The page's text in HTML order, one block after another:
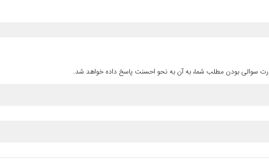
سوالی بودن مطلب شما، به آن به نحو احسنت پاسخ داده خواهد شد.